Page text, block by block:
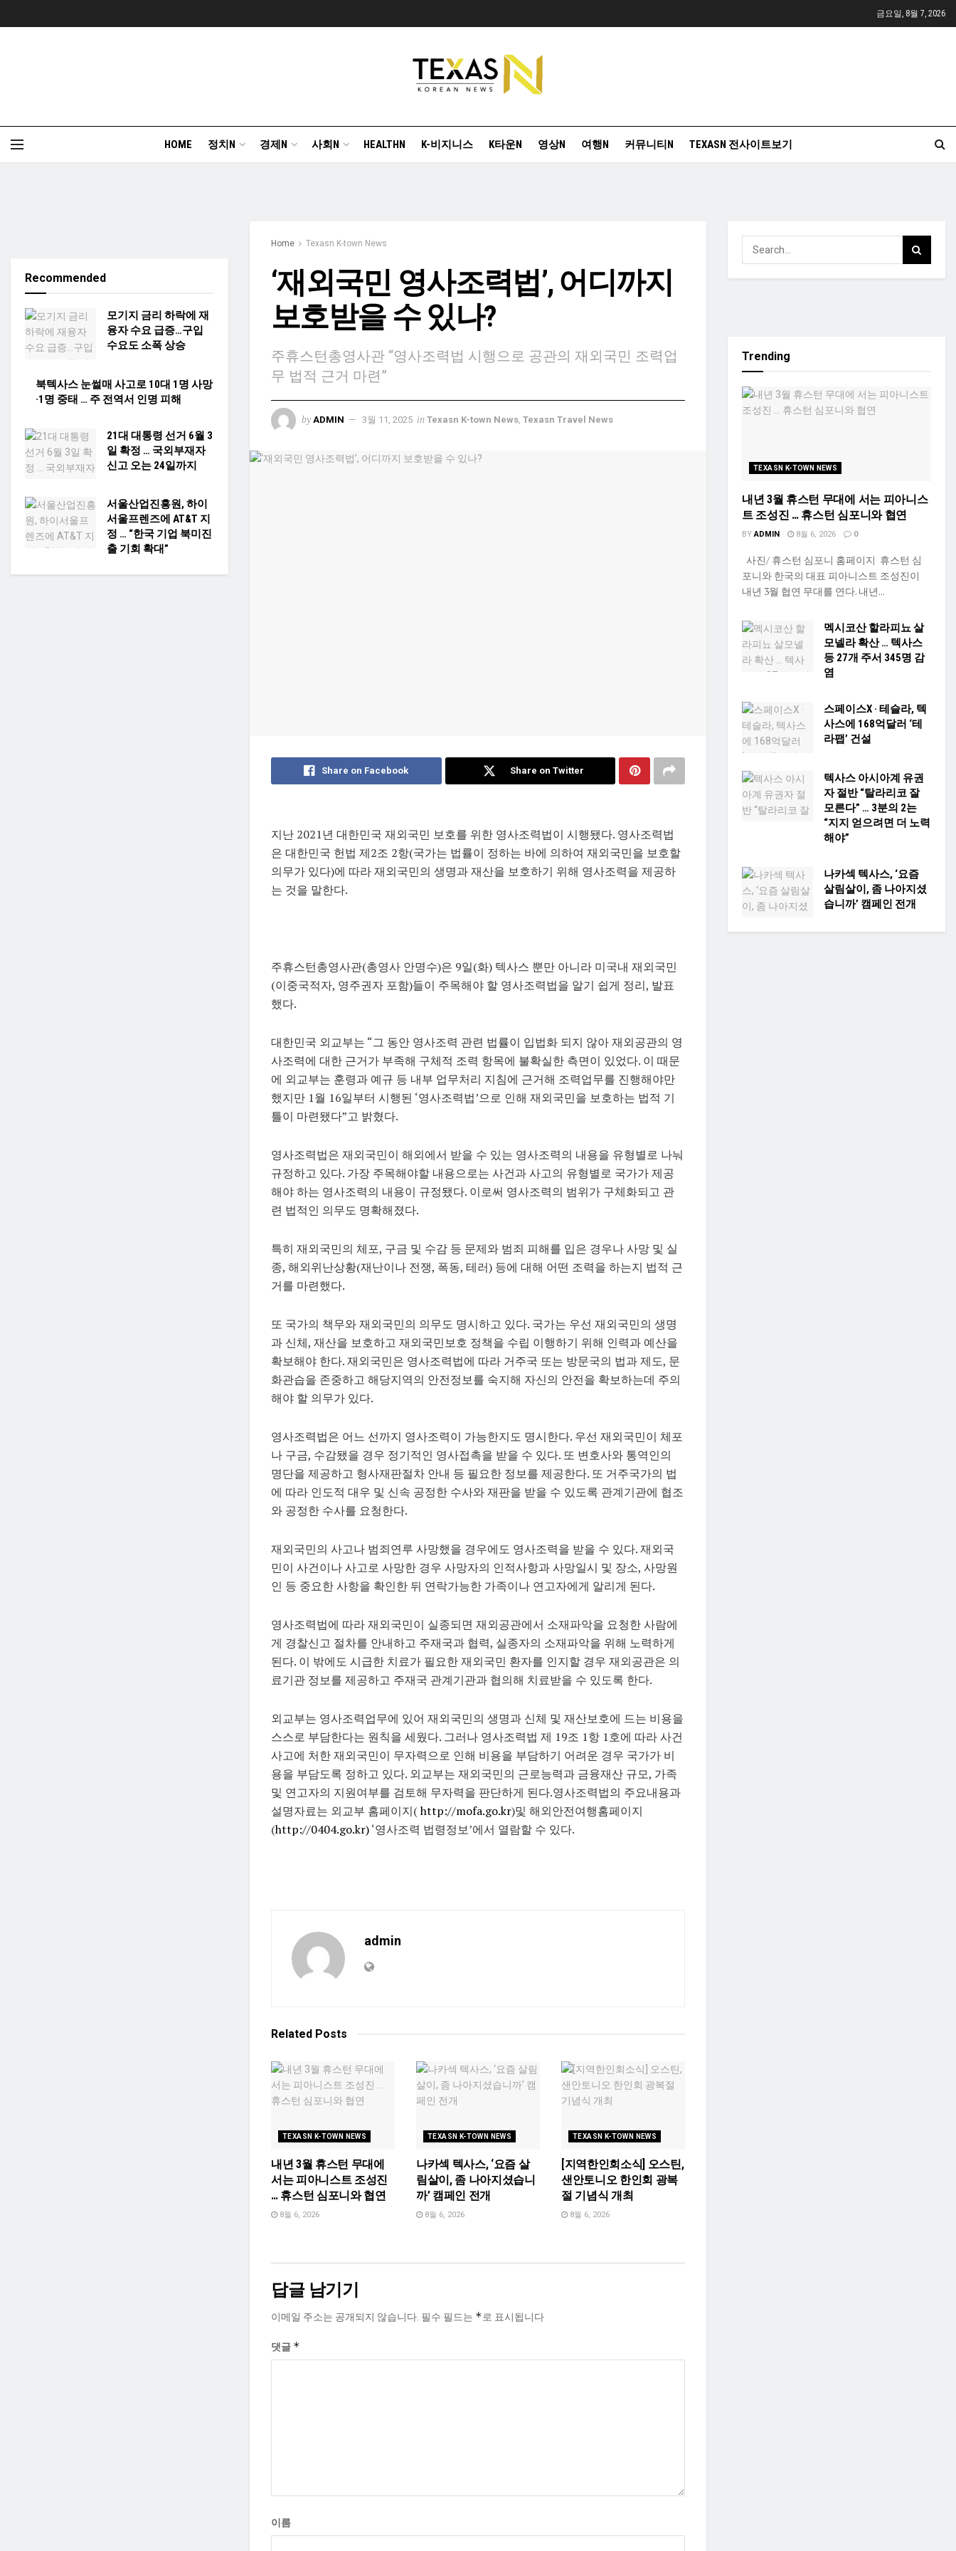
금요일, 8월 7, 2026
HOME 정치N 경제N 사회N HEALTHN K-비지니스 K타운N 영상N 여행N 커뮤니티N TEXASN 전사이트보기
Home Texasn K-town News
‘재외국민 영사조력법’, 어디까지
보호받을 수 있나?
주휴스턴총영사관 “영사조력법 시행으로 공관의 재외국민 조력업
무 법적 근거 마련”
by ADMIN 3월 11, 2025 in Texasn K-town News Texasn Travel News
Share on Facebook Share on Twitter
지난 2021년 대한민국 재외국민 보호를 위한 영사조력법이 시행됐다. 영사조력법
은 대한민국 헌법 제2조 2항(국가는 법률이 정하는 바에 의하여 재외국민을 보호할
의무가 있다)에 따라 재외국민의 생명과 재산을 보호하기 위해 영사조력을 제공하
는 것을 말한다.
주휴스턴총영사관(총영사 안명수)은 9일(화) 텍사스 뿐만 아니라 미국내 재외국민
(이중국적자, 영주권자 포함)들이 주목해야 할 영사조력법을 알기 쉽게 정리, 발표
했다.
대한민국 외교부는 “그 동안 영사조력 관련 법률이 입법화 되지 않아 재외공관의 영
사조력에 대한 근거가 부족해 구체적 조력 항목에 불확실한 측면이 있었다. 이 때문
에 외교부는 훈령과 예규 등 내부 업무처리 지침에 근거해 조력업무를 진행해야만
했지만 1월 16일부터 시행된 ‘영사조력법’으로 인해 재외국민을 보호하는 법적 기
틀이 마련됐다”고 밝혔다.
영사조력법은 재외국민이 해외에서 받을 수 있는 영사조력의 내용을 유형별로 나눠
규정하고 있다. 가장 주목해야할 내용으로는 사건과 사고의 유형별로 국가가 제공
해야 하는 영사조력의 내용이 규정됐다. 이로써 영사조력의 범위가 구체화되고 관
련 법적인 의무도 명확해졌다.
특히 재외국민의 체포, 구금 및 수감 등 문제와 범죄 피해를 입은 경우나 사망 및 실
종, 해외위난상황(재난이나 전쟁, 폭동, 테러) 등에 대해 어떤 조력을 하는지 법적 근
거를 마련했다.
또 국가의 책무와 재외국민의 의무도 명시하고 있다. 국가는 우선 재외국민의 생명
과 신체, 재산을 보호하고 재외국민보호 정책을 수립 이행하기 위해 인력과 예산을
확보해야 한다. 재외국민은 영사조력법에 따라 거주국 또는 방문국의 법과 제도, 문
화관습을 존중하고 해당지역의 안전정보를 숙지해 자신의 안전을 확보하는데 주의
해야 할 의무가 있다.
영사조력법은 어느 선까지 영사조력이 가능한지도 명시한다. 우선 재외국민이 체포
나 구금, 수감됐을 경우 정기적인 영사접촉을 받을 수 있다. 또 변호사와 통역인의
명단을 제공하고 형사재판절차 안내 등 필요한 정보를 제공한다. 또 거주국가의 법
에 따라 인도적 대우 및 신속 공정한 수사와 재판을 받을 수 있도록 관계기관에 협조
와 공정한 수사를 요청한다.
재외국민의 사고나 범죄연루 사망했을 경우에도 영사조력을 받을 수 있다. 재외국
민이 사건이나 사고로 사망한 경우 사망자의 인적사항과 사망일시 및 장소, 사망원
인 등 중요한 사항을 확인한 뒤 연락가능한 가족이나 연고자에게 알리게 된다.
영사조력법에 따라 재외국민이 실종되면 재외공관에서 소재파악을 요청한 사람에
게 경찰신고 절차를 안내하고 주재국과 협력, 실종자의 소재파악을 위해 노력하게
된다. 이 밖에도 시급한 치료가 필요한 재외국민 환자를 인지할 경우 재외공관은 의
료기관 정보를 제공하고 주재국 관계기관과 협의해 치료받을 수 있도록 한다.
외교부는 영사조력업무에 있어 재외국민의 생명과 신체 및 재산보호에 드는 비용을
스스로 부담한다는 원칙을 세웠다. 그러나 영사조력법 제 19조 1항 1호에 따라 사건
사고에 처한 재외국민이 무자력으로 인해 비용을 부담하기 어려운 경우 국가가 비
용을 부담도록 정하고 있다. 외교부는 재외국민의 근로능력과 금융재산 규모, 가족
및 연고자의 지원여부를 검토해 무자력을 판단하게 된다.영사조력법의 주요내용과
설명자료는 외교부 홈페이지(http://mofa.go.kr)및 해외안전여행홈페이지
(http://0404.go.kr)‘영사조력 법령정보’에서 열람할 수 있다.
admin
Related Posts
TEXASN K-TOWN NEWS
내년 3월 휴스턴 무대에
서는 피아니스트 조성진
… 휴스턴 심포니와 협연
8월 6, 2026
TEXASN K-TOWN NEWS
나카섹 텍사스, ‘요즘 살
림살이, 좀 나아지셨습니
까’ 캠페인 전개
8월 6, 2026
TEXASN K-TOWN NEWS
[지역한인회소식] 오스틴,
샌안토니오 한인회 광복
절 기념식 개최
8월 6, 2026
답글 남기기
이메일 주소는 공개되지 않습니다. 필수 필드는 *로 표시됩니다
댓글 *
이름
Recommended
모기지 금리 하락에 재
융자 수요 급증…구입
수요도 소폭 상승
북텍사스 눈썰매 사고로 10대 1명 사망
·1명 중태 … 주 전역서 인명 피해
21대 대통령 선거 6월 3
일 확정 … 국외부재자
신고 오는 24일까지
서울산업진흥원, 하이
서울프렌즈에 AT&T 지
정 … “한국 기업 북미진
출 기회 확대”
Trending
TEXASN K-TOWN NEWS
내년 3월 휴스턴 무대에 서는 피아니스
트 조성진 … 휴스턴 심포니와 협연
BY ADMIN 8월 6, 2026 0
사진/ 휴스턴 심포니 홈페이지 휴스턴 심
포니와 한국의 대표 피아니스트 조성진이
내년 3월 협연 무대를 연다. 내년...
멕시코산 할라피뇨 살
모넬라 확산 … 텍사스
등 27개 주서 345명 감
염
스페이스X · 테슬라, 텍
사스에 168억달러 ‘테
라팹’ 건설
텍사스 아시아계 유권
자 절반 “탈라리코 잘
모른다” … 3분의 2는
“지지 얻으려면 더 노력
해야”
나카섹 텍사스, ‘요즘
살림살이, 좀 나아지셨
습니까’ 캠페인 전개